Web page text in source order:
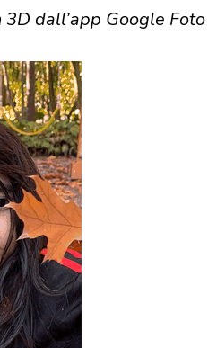
dall’app Google Foto